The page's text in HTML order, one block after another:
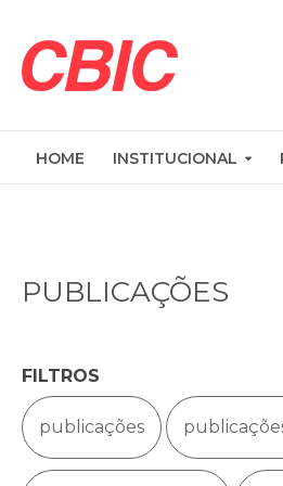
HOME INSTITUCIONAL
PUBLICAÇÕES
FILTROS
publicações